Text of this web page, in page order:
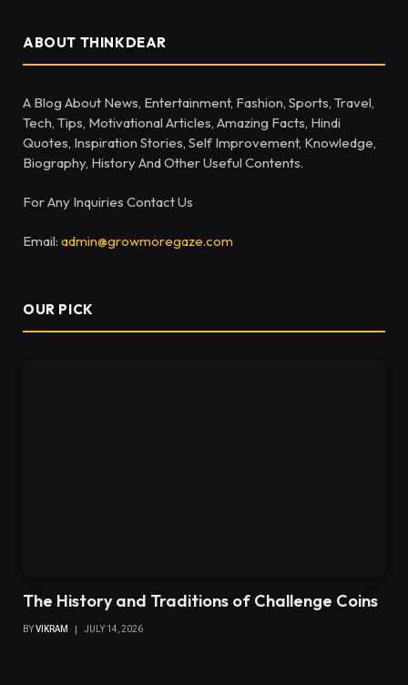
ABOUT THINKDEAR
A Blog About News, Entertainment, Fashion, Sports, Travel,
Tech, Tips, Motivational Articles, Amazing Facts, Hindi
Quotes, Inspiration Stories, Self Improvement, Knowledge,
Biography, History And Other Useful Contents.
For Any Inquiries Contact Us
Email: admin@growmoregaze.com
OUR PICK
The History and Traditions of Challenge Coins
BYVIKRAM JULY 14, 2026